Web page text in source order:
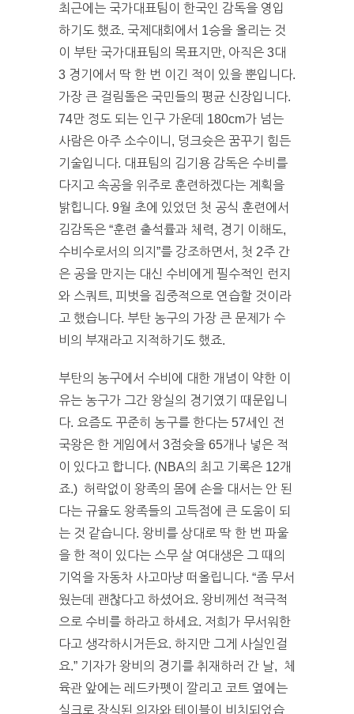
최근에는 국가대표팀이 한국인 감독을 영입
하기도 했죠. 국제대회에서 1승을 올리는 것
이 부탄 국가대표팀의 목표지만, 아직은 3대
3 경기에서 딱 한 번 이긴 적이 있을 뿐입니다.
가장 큰 걸림돌은 국민들의 평균 신장입니다.
74만 정도 되는 인구 가운데 180cm가 넘는
사람은 아주 소수이니, 덩크슛은 꿈꾸기 힘든
기술입니다. 대표팀의 김기용 감독은 수비를
다지고 속공을 위주로 훈련하겠다는 계획을
밝힙니다. 9월 초에 있었던 첫 공식 훈련에서
김감독은 “훈련 출석률과 체력, 경기 이해도,
수비수로서의 의지”를 강조하면서, 첫 2주 간
은 공을 만지는 대신 수비에게 필수적인 런지
와 스쿼트, 피벗을 집중적으로 연습할 것이라
고 했습니다. 부탄 농구의 가장 큰 문제가 수
비의 부재라고 지적하기도 했죠.
부탄의 농구에서 수비에 대한 개념이 약한 이
유는 농구가 그간 왕실의 경기였기 때문입니
다. 요즘도 꾸준히 농구를 한다는 57세인 전
국왕은 한 게임에서 3점슛을 65개나 넣은 적
이 있다고 합니다. (NBA의 최고 기록은 12개
죠.) 허락없이 왕족의 몸에 손을 대서는 안 된
다는 규율도 왕족들의 고득점에 큰 도움이 되
는 것 같습니다. 왕비를 상대로 딱 한 번 파울
을 한 적이 있다는 스무 살 여대생은 그 때의
기억을 자동차 사고마냥 떠올립니다. “좀 무서
웠는데 괜찮다고 하셨어요. 왕비께선 적극적
으로 수비를 하라고 하세요. 저희가 무서워한
다고 생각하시거든요. 하지만 그게 사실인걸
요.” 기자가 왕비의 경기를 취재하러 간 날, 체
육관 앞에는 레드카펫이 깔리고 코트 옆에는
실크로 장식된 의자와 테이블이 비치되었습